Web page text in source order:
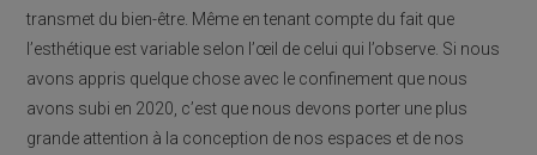
transmet du bien-être. Même en tenant compte du fait que
l’esthétique est variable selon l’œil de celui qui l’observe. Si nous
avons appris quelque chose avec le confinement que nous
avons subi en 2020, c’est que nous devons porter une plus
grande attention à la conception de nos espaces et de nos